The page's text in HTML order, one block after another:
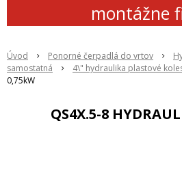
montážne
Úvod Ponorné čerpadlá do vrtov
samostatná
4\" hydraulika plastové
0,75kW
QS4X.5-8